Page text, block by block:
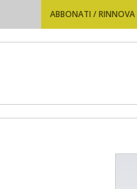
ABBONATI / RINNOVA